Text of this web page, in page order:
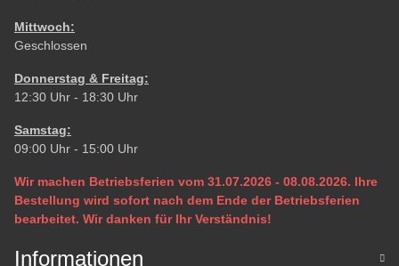
Mittwoch:
Geschlossen
Donnerstag & Freitag:
12:30 Uhr - 18:30 Uhr
Samstag:
09:00 Uhr - 15:00 Uhr
Wir machen Betriebsferien vom 31.07.2026 - 08.08.2026. Ihre
Bestellung wird sofort nach dem Ende der Betriebsferien
bearbeitet. Wir danken für Ihr Verständnis!
Informationen